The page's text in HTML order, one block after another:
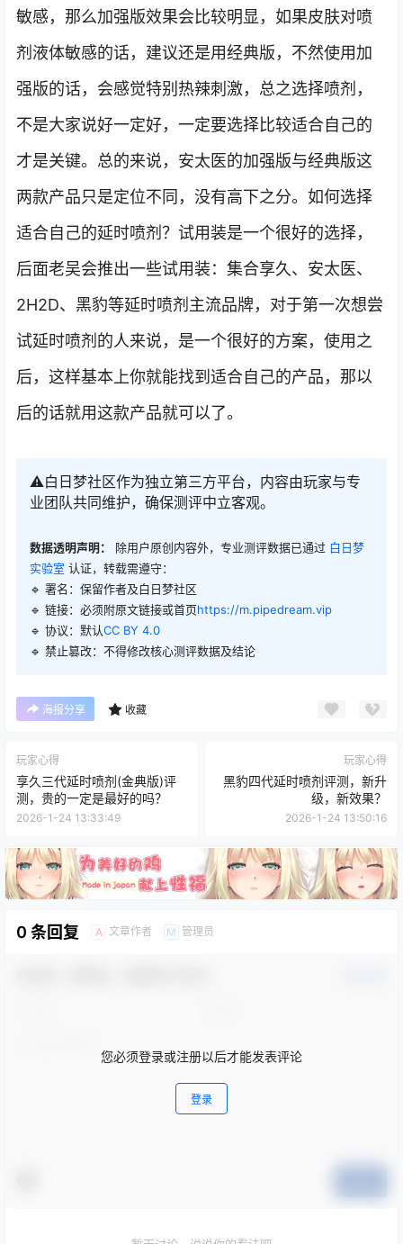
敏感，那么加强版效果会比较明显，如果皮肤对喷
剂液体敏感的话，建议还是用经典版，不然使用加
强版的话，会感觉特别热辣刺激，总之选择喷剂，
不是大家说好一定好，一定要选择比较适合自己的
才是关键。总的来说，安太医的加强版与经典版这
两款产品只是定位不同，没有高下之分。如何选择
适合自己的延时喷剂？试用装是一个很好的选择，
后面老吴会推出一些试用装：集合享久、安太医、
2H2D、黑豹等延时喷剂主流品牌，对于第一次想尝
试延时喷剂的人来说，是一个很好的方案，使用之
后，这样基本上你就能找到适合自己的产品，那以
后的话就用这款产品就可以了。
⚠️白日梦社区作为独立第三方平台，内容由玩家与专
业团队共同维护，确保测评中立客观。
数据透明声明： 除用户原创内容外，专业测评数据已通过 白日梦
实验室 认证，转载需遵守：
🔹 署名：保留作者及白日梦社区
🔹 链接：必须附原文链接或首页https://m.pipedream.vip
🔹 协议：默认CC BY 4.0
🔹 禁止篡改：不得修改核心测评数据及结论
海报分享 收藏
玩家心得
享久三代延时喷剂(金典版)评
测，贵的一定是最好的吗？
2026-1-24 13:33:49
玩家心得
黑豹四代延时喷剂评测，新升
级，新效果？
2026-1-24 13:50:16
0 条回复 A 文章作者 M 管理员
您必须登录或注册以后才能发表评论
登录